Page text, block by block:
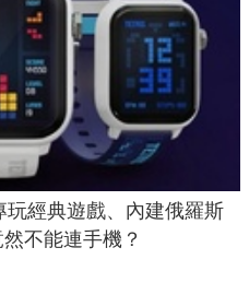
玩經典遊戲、內建俄羅斯
不能連手機？